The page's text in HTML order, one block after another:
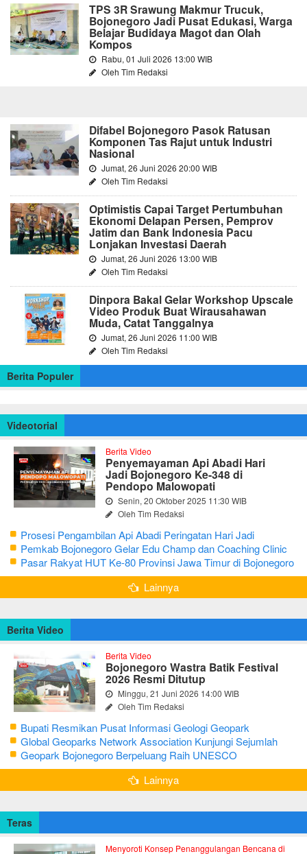
TPS 3R Srawung Makmur Trucuk,
Bojonegoro Jadi Pusat Edukasi, Warga
Belajar Budidaya Magot dan Olah
Kompos
Rabu, 01 Juli 2026 13:00 WIB
Oleh Tim Redaksi
Difabel Bojonegoro Pasok Ratusan
Komponen Tas Rajut untuk Industri
Nasional
Jumat, 26 Juni 2026 20:00 WIB
Oleh Tim Redaksi
Optimistis Capai Target Pertumbuhan
Ekonomi Delapan Persen, Pemprov
Jatim dan Bank Indonesia Pacu
Lonjakan Investasi Daerah
Jumat, 26 Juni 2026 13:00 WIB
Oleh Tim Redaksi
Dinpora Bakal Gelar Workshop Upscale
Video Produk Buat Wirausahawan
Muda, Catat Tanggalnya
Jumat, 26 Juni 2026 11:00 WIB
Oleh Tim Redaksi
Berita Populer
Videotorial
Berita Video
Penyemayaman Api Abadi Hari
Jadi Bojonegoro Ke-348 di
Pendopo Malowopati
Senin, 20 Oktober 2025 11:30 WIB
Oleh Tim Redaksi
Prosesi Pengambilan Api Abadi Peringatan Hari Jadi
Bojonegoro Ke-348
Pemkab Bojonegoro Gelar Edu Champ dan Coaching Clinic
Seni Reog dan Jaranan
Pasar Rakyat HUT Ke-80 Provinsi Jawa Timur di Bojonegoro
Lainnya
Berita Video
Berita Video
Bojonegoro Wastra Batik Festival
2026 Resmi Ditutup
Minggu, 21 Juni 2026 14:00 WIB
Oleh Tim Redaksi
Bupati Resmikan Pusat Informasi Geologi Geopark
Bojonegoro
Global Geoparks Network Association Kunjungi Sejumlah
Geosite di Bojonegoro
Geopark Bojonegoro Berpeluang Raih UNESCO
Global Geopark
Lainnya
Teras
Menyoroti Konsep Penanggulangan Bencana di